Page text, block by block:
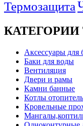
Термозащита
КАТЕГОРИИ
Аксессуары для
Баки для воды
Вентиляция
Двери и рамы
Камни банные
Котлы
Кровельные